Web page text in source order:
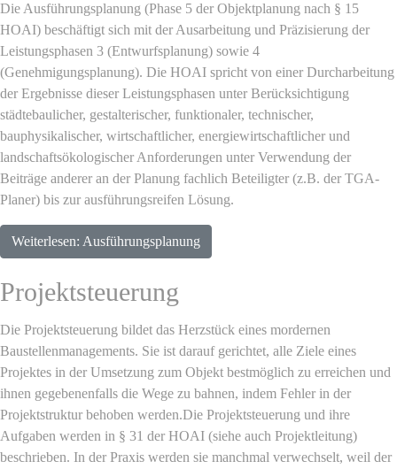
Die Ausführungsplanung (Phase 5 der Objektplanung nach § 15
HOAI) beschäftigt sich mit der Ausarbeitung und Präzisierung der
Leistungsphasen 3 (Entwurfsplanung) sowie 4
(Genehmigungsplanung). Die HOAI spricht von einer Durcharbeitung
der Ergebnisse dieser Leistungsphasen unter Berücksichtigung
städtebaulicher, gestalterischer, funktionaler, technischer,
bauphysikalischer, wirtschaftlicher, energiewirtschaftlicher und
landschaftsökologischer Anforderungen unter Verwendung der
Beiträge anderer an der Planung fachlich Beteiligter (z.B. der TGA-
Planer) bis zur ausführungsreifen Lösung.
Weiterlesen: Ausführungsplanung
Projektsteuerung
Die Projektsteuerung bildet das Herzstück eines mordernen
Baustellenmanagements. Sie ist darauf gerichtet, alle Ziele eines
Projektes in der Umsetzung zum Objekt bestmöglich zu erreichen und
ihnen gegebenenfalls die Wege zu bahnen, indem Fehler in der
Projektstruktur behoben werden.Die Projektsteuerung und ihre
Aufgaben werden in § 31 der HOAI (siehe auch Projektleitung)
beschrieben. In der Praxis werden sie manchmal verwechselt, weil der